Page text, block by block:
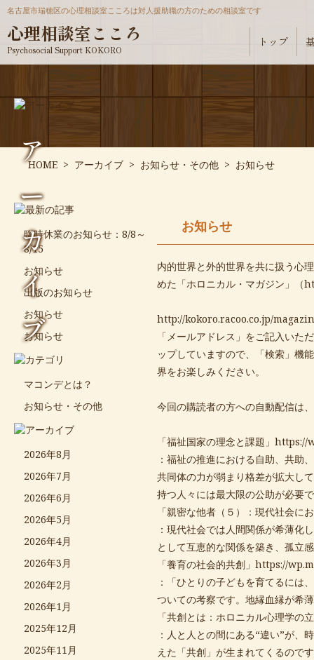
名古屋市瑞穂区の心理相談室こころは対人援助職の方のための相談室です
心理相談室こころ
Psychosocial Support KOKORO
トップ
ア
ー
カ
イ
ブ
HOME > アーカイブ > お知らせ・その他 > お知らせ
臨時休業のお知らせ：8/8～
8/15
お知らせ
出版のお知らせ
お知らせ
お知らせ
マコンデとは？
お知らせ・その他
2026年8月
2026年7月
2026年6月
2026年5月
2026年4月
2026年3月
2026年2月
2026年1月
2025年12月
2025年11月
お知らせ
内的世界と外的世界を共に扱う心
めた「ホロニカル・マガジン」（
http://kokoro.racoo.co.jp/
「メールアドレス」をご記入い
ップしていますので、「検索」機
界をお楽しみください。
今回の購読者の方への自動配信は
「福祉国家の理念と課題」 https://
：福祉の推進における自助、共助
共同体の力が弱まり格差が拡大し
持つ人々には最大限の公助が必要
「親密な他者（５）：現代社会に
：現代社会では人間関係が希薄化
として互恵的な関係を築き、孤立
「養育の社会的共創」 https://
：「ひとりの子どもを育てるには
ついての考察です。地縁血縁が希
「共創とは：ホロニカル心理学の
：人と人との間にある“違い”が
えた「共創」が生まれてくるので